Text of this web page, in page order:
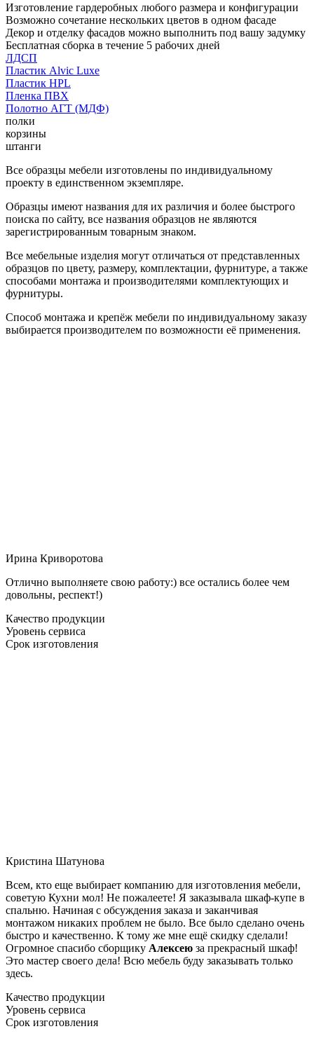
Изготовление гардеробных любого размера и конфигурации
Возможно сочетание нескольких цветов в одном фасаде
Декор и отделку фасадов можно выполнить под вашу задумку
Бесплатная сборка в течение 5 рабочих дней
ЛДСП
Пластик Alvic Luxe
Пластик HPL
Пленка ПВХ
Полотно АГТ (МДФ)
полки
корзины
штанги
Все образцы мебели изготовлены по индивидуальному
проекту в единственном экземпляре.
Образцы имеют названия для их различия и более быстрого
поиска по сайту, все названия образцов не являются
зарегистрированным товарным знаком.
Все мебельные изделия могут отличаться от представленных
образцов по цвету, размеру, комплектации, фурнитуре, а также
способами монтажа и производителями комплектующих и
фурнитуры.
Способ монтажа и крепёж мебели по индивидуальному заказу
выбирается производителем по возможности её применения.
Ирина Криворотова
Отлично выполняете свою работу:) все остались более чем
довольны, респект!)
Качество продукции
Уровень сервиса
Срок изготовления
Кристина Шатунова
Всем, кто еще выбирает компанию для изготовления мебели,
советую Кухни мол! Не пожалеете! Я заказывала шкаф-купе в
спальню. Начиная с обсуждения заказа и заканчивая
монтажом никаких проблем не было. Все было сделано очень
быстро и качественно. К тому же мне ещё скидку сделали!
Огромное спасибо сборщику Алексею за прекрасный шкаф!
Это мастер своего дела! Всю мебель буду заказывать только
здесь.
Качество продукции
Уровень сервиса
Срок изготовления